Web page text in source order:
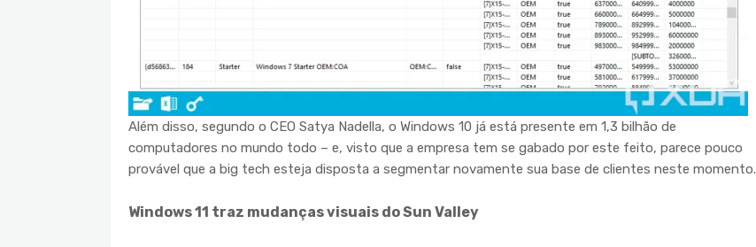
Além disso, segundo o CEO Satya Nadella, o Windows 10 já está presente em 1,3 bilhão de
computadores no mundo todo – e, visto que a empresa tem se gabado por este feito, parece pouco
provável que a big tech esteja disposta a segmentar novamente sua base de clientes neste momento.
Windows 11 traz mudanças visuais do Sun Valley